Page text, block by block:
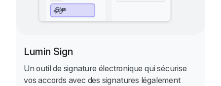
Lumin Sign
Un outil de signature électronique qui sécurise
vos accords avec des signatures légalement